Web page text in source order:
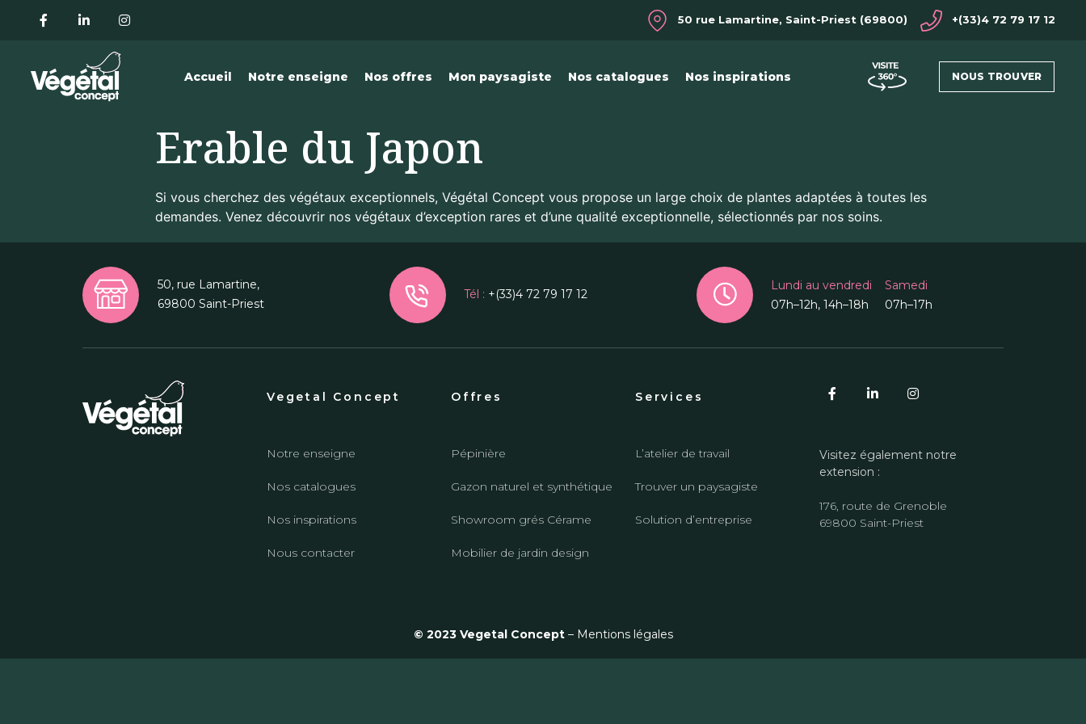
50 rue Lamartine, Saint-Priest (69800) +(33)4 72 79 17 12
Accueil Notre enseigne Nos offres Mon paysagiste Nos catalogues Nos inspirations NOUS TROUVER
Erable du Japon
Si vous cherchez des végétaux exceptionnels, Végétal Concept vous propose un large choix de plantes adaptées à toutes les
demandes. Venez découvrir nos végétaux d’exception rares et d’une qualité exceptionnelle, sélectionnés par nos soins.
50, rue Lamartine,
69800 Saint-Priest
Tél : +(33)4 72 79 17 12
Lundi au vendredi
07h–12h, 14h–18h
Samedi
07h–17h
Vegetal Concept
Notre enseigne
Nos catalogues
Nos inspirations
Nous contacter
Offres
Pépinière
Gazon naturel et synthétique
Showroom grés Cérame
Mobilier de jardin design
Services
L’atelier de travail
Trouver un paysagiste
Solution d’entreprise
Visitez également notre
extension :
176, route de Grenoble
69800 Saint-Priest
© 2023 Vegetal Concept– Mentions légales